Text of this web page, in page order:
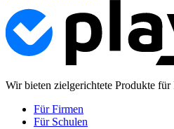
Wir bieten zielgerichtete Produkte für
Für Firmen
Für Schulen